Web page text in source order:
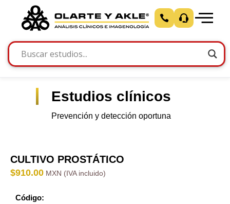
Estudios clínicos
Prevención y detección oportuna
CULTIVO PROSTÁTICO
$910.00
Código: